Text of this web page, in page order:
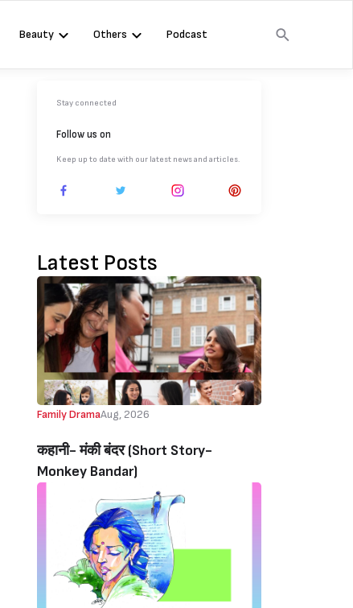
Beauty Others Podcast
Stay connected
Follow us on
Keep up to date with our latest news and articles.
Latest Posts
Family DramaAug, 2026
कहानी- मंकी बंदर‌ (Short Story-
Monkey Bandar)